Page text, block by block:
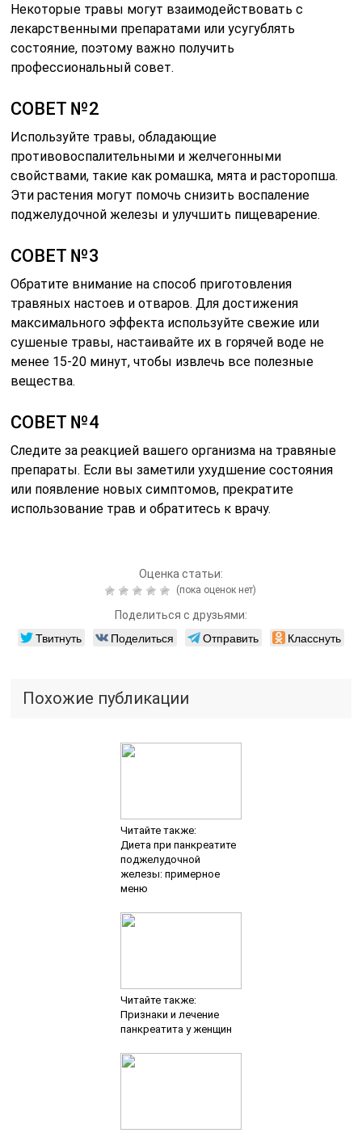
Некоторые травы могут взаимодействовать с
лекарственными препаратами или усугублять
состояние, поэтому важно получить
профессиональный совет.
СОВЕТ №2
Используйте травы, обладающие
противовоспалительными и желчегонными
свойствами, такие как ромашка, мята и расторопша.
Эти растения могут помочь снизить воспаление
поджелудочной железы и улучшить пищеварение.
СОВЕТ №3
Обратите внимание на способ приготовления
травяных настоев и отваров. Для достижения
максимального эффекта используйте свежие или
сушеные травы, настаивайте их в горячей воде не
менее 15-20 минут, чтобы извлечь все полезные
вещества.
СОВЕТ №4
Следите за реакцией вашего организма на травяные
препараты. Если вы заметили ухудшение состояния
или появление новых симптомов, прекратите
использование трав и обратитесь к врачу.
Оценка статьи:
(пока оценок нет)
Поделиться с друзьями:
Твитнуть Поделиться Отправить Класснуть
Похожие публикации
Читайте также:
Диета при панкреатите
поджелудочной
железы: примерное
меню
Читайте также:
Признаки и лечение
панкреатита у женщин